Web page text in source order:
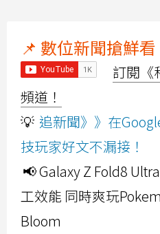
📌 數位新聞搶鮮看
訂閱《
頻道！
💡 追新聞》》在
技玩家好文不漏接！
📢 Galaxy Z Fold8
工效能 同時爽玩
Bloom